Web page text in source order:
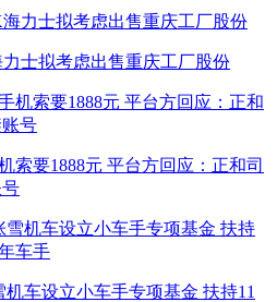
士拟考虑出售重庆工厂股份
索要1888元 平台方回应：正和司
车设立小车手专项基金 扶持11